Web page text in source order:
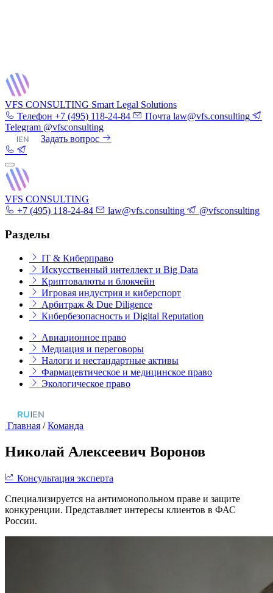
VFS CONSULTING Smart Legal Solutions
Телефон +7 (495) 118-24-84 Почта law@vfs.consulting
Telegram @vfsconsulting
|EN Задать вопрос
VFS CONSULTING
+7 (495) 118-24-84
law@vfs.consulting @vfsconsulting
Разделы
IT & Киберправо
Искусственный интеллект и Big Data
Криптовалюты и блокчейн
Игровая индустрия и киберспорт
Арбитраж & Due Diligence
Кибербезопасность и Digital Reputation
Авиационное право
Медиация и переговоры
Налоги и нестандартные активы
Фармацевтическое и медицинское право
Экологическое право
RU|EN
Главная /Команда
Николай Алексеевич Воронов
Консультация эксперта
Специализируется на антимонопольном праве и защите
конкуренции. Представляет интересы клиентов в ФАС
России.